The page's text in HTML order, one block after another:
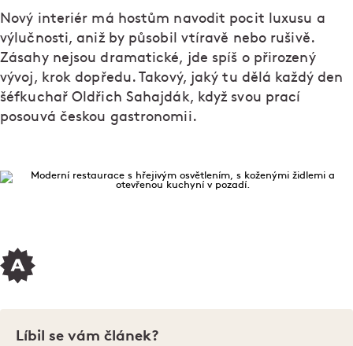
Nový interiér má hostům navodit pocit luxusu a
výlučnosti, aniž by působil vtíravě nebo rušivě.
Zásahy nejsou dramatické, jde spíš o přirozený
vývoj, krok dopředu. Takový, jaký tu dělá každý den
šéfkuchař Oldřich Sahajdák, když svou prací
posouvá českou gastronomii.
Líbil se vám článek?